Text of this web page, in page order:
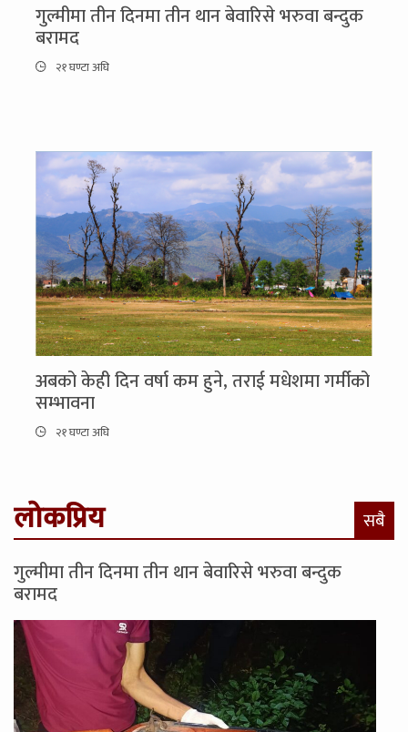
गुल्मीमा तीन दिनमा तीन थान बेवारिसे भरुवा बन्दुक
बरामद
२१ घण्टा अघि
अबको केही दिन वर्षा कम हुने, तराई मधेशमा गर्मीको
सम्भावना
२१ घण्टा अघि
लोकप्रिय सबै
गुल्मीमा तीन दिनमा तीन थान बेवारिसे भरुवा बन्दुक
बरामद